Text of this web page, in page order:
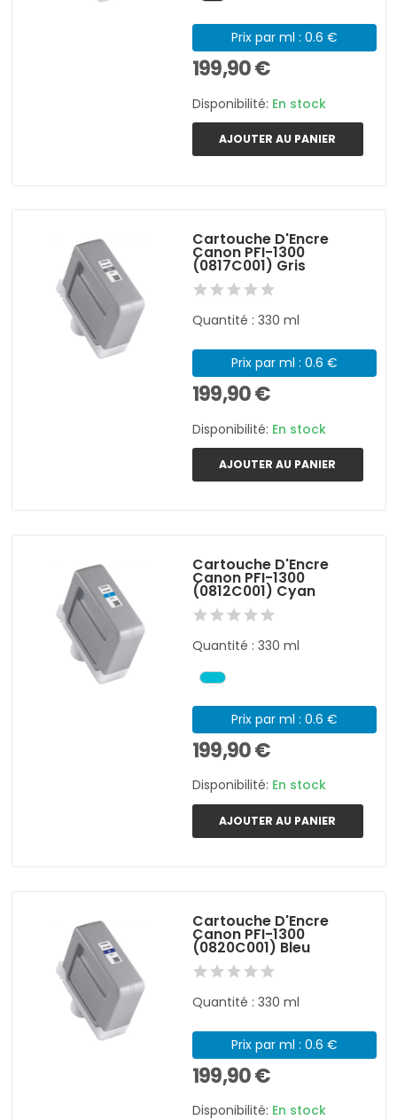
Prix par ml : 0.6 €
199,90 €
Disponibilité: En stock
AJOUTER AU PANIER
Cartouche D'Encre
Canon PFI-1300
(0817C001) Gris
Quantité : 330 ml
Prix par ml : 0.6 €
199,90 €
Disponibilité: En stock
AJOUTER AU PANIER
Cartouche D'Encre
Canon PFI-1300
(0812C001) Cyan
Quantité : 330 ml
Prix par ml : 0.6 €
199,90 €
Disponibilité: En stock
AJOUTER AU PANIER
Cartouche D'Encre
Canon PFI-1300
(0820C001) Bleu
Quantité : 330 ml
Prix par ml : 0.6 €
199,90 €
Disponibilité: En stock